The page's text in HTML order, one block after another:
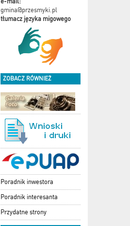
gmina@przesmyki.pl
tłumacz języka migowego
ZOBACZ RÓWNIEŻ
Poradnik inwestora
Poradnik interesanta
Przydatne strony